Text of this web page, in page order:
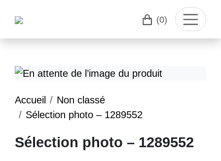
(0)
Accueil
Non classé
Sélection photo – 1289552
Sélection photo – 1289552